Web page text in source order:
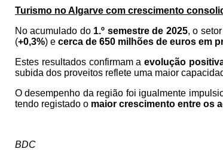
Turismo no Algarve com crescimento
No acumulado do 1.º semestre de 2025, o
(+0,3%) e cerca de 650 milhões de euros em
Estes resultados confirmam aevolução
subida dos proveitos reflete uma maior
O desempenho da região foi igualmente
tendo registado o maior crescimento entre os
BDC